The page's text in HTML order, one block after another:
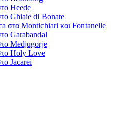
Heede
Ghiaie di Bonate
στα Montichiari και Fontanelle
Garabandal
Medjugorje
Holy Love
Jacarei